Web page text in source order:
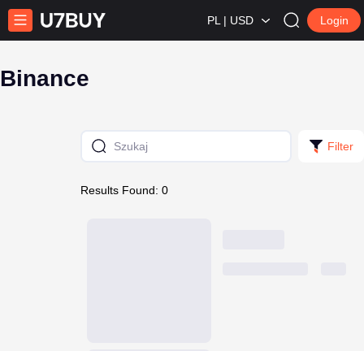
PL | USD Login
Binance
Filter
Results Found: 0